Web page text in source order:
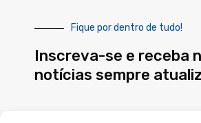
Fique por dentro de tudo!
Inscreva-se e receba
notícias sempre